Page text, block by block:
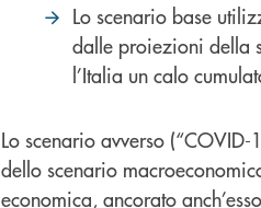
Lo scenario base
dalle proiezioni della
l’Italia un calo
Lo scenario avverso
dello scenario
economica, ancorato